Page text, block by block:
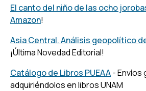
El canto del niño de las ocho
Amazon!
Asia Central. Análisis geopolítico
¡Última Novedad Editorial!
Catálogo de Libros PUEAA- Envíos
adquiriéndolos en libros UNAM